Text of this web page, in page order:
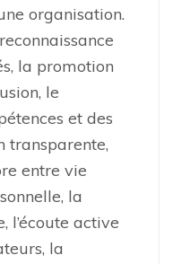
organisation.
la promotion
le
et des
transparente,
entre vie
la
l’écoute active
la